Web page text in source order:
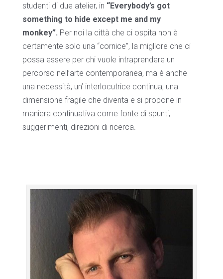
studenti di due atelier, in “Everybody’s got
something to hide except me and my
monkey”. Per noi la città che ci ospita non è
certamente solo una “cornice”, la migliore che ci
possa essere per chi vuole intraprendere un
percorso nell’arte contemporanea, ma è anche
una necessità, un’ interlocutrice continua, una
dimensione fragile che diventa e si propone in
maniera continuativa come fonte di spunti,
suggerimenti, direzioni di ricerca.